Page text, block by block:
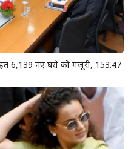
6,139 नए घरों को मंजूरी, 153.47